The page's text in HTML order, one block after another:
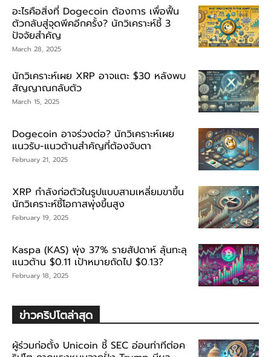
อะไรคือสิ่งที่ Dogecoin ต้องการ เพื่อฟื้น
ตัวกลับสู่จุดพีคอีกครั้ง? นักวิเคราะห์ชี้ 3
ปัจจัยสำคัญ
March 28, 2025
นักวิเคราะห์เผย XRP อาจแตะ $30 หลังพบ
สัญญาณกลับตัว
March 15, 2025
Dogecoin อาจร่วงต่อ? นักวิเคราะห์เผย
แนวรับ-แนวต้านสำคัญที่ต้องจับตา
February 21, 2025
XRP กำลังก่อตัวในรูปแบบสามเหลี่ยมขาขึ้น
นักวิเคราะห์ชี้โอกาสพุ่งขึ้นสูง
February 19, 2025
Kaspa (KAS) พุ่ง 37% รายสัปดาห์ ลุ้นทะลุ
แนวต้าน $0.11 เป้าหมายถัดไป $0.13?
February 18, 2025
ข่าวคริปโตล่าสุด
ผู้ร่วมก่อตั้ง Unicoin ชี้ SEC อ่อนท่าทีต่อค